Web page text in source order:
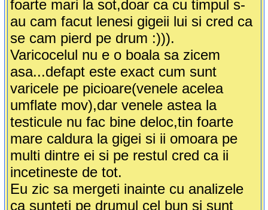
foarte mari la sot,doar ca cu timpul s-
au cam facut lenesi gigeii lui si cred ca
se cam pierd pe drum :))).
Varicocelul nu e o boala sa zicem
asa...defapt este exact cum sunt
varicele pe picioare(venele acelea
umflate mov),dar venele astea la
testicule nu fac bine deloc,tin foarte
mare caldura la gigei si ii omoara pe
multi dintre ei si pe restul cred ca ii
incetineste de tot.
Eu zic sa mergeti inainte cu analizele
ca sunteti pe drumul cel bun si sunt